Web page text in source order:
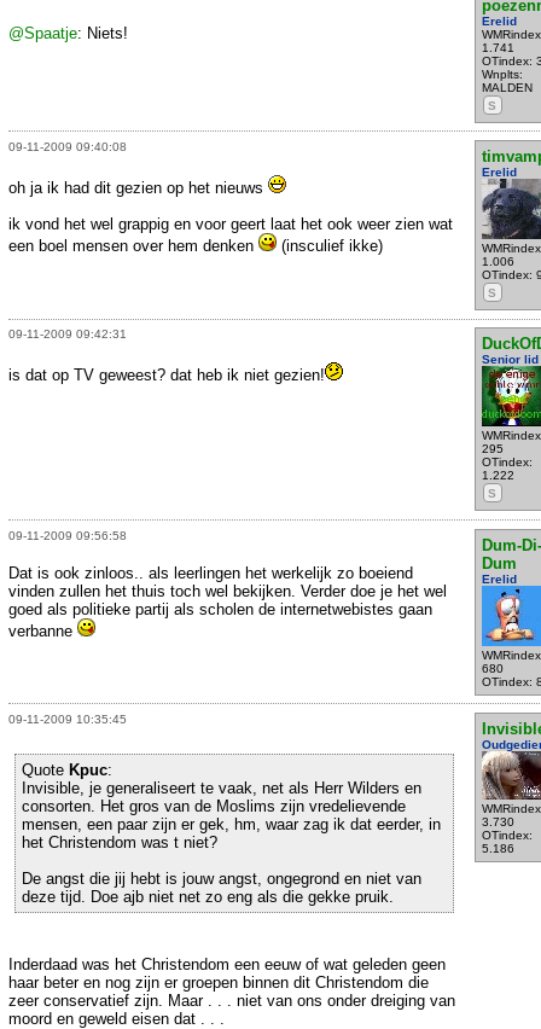
Erelid
1.741
OTindex:
Wnplts:
MALDEN
S
@Spaatje: Niets!
09-11-2009 09:40:08
Erelid
1.006
OTindex:
S
oh ja ik had dit gezien op het nieuws
ik vond het wel grappig en voor geert laat het ook weer zien wat
een boel mensen over hem denken
(insculief ikke)
09-11-2009 09:42:31
Senior lid
295
OTindex:
1.222
S
is dat op TV geweest? dat heb ik niet gezien!
09-11-2009 09:56:58
Dum-Di-
Dum
Erelid
680
OTindex:
Dat is ook zinloos.. als leerlingen het werkelijk zo boeiend
vinden zullen het thuis toch wel bekijken. Verder doe je het wel
goed als politieke partij als scholen de internetwebistes gaan
verbanne
09-11-2009 10:35:45
3.730
OTindex:
5.186
Quote Kpuc:
Invisible, je generaliseert te vaak, net als Herr Wilders en
consorten. Het gros van de Moslims zijn vredelievende
mensen, een paar zijn er gek, hm, waar zag ik dat eerder, in
het Christendom was t niet?
De angst die jij hebt is jouw angst, ongegrond en niet van
deze tijd. Doe ajb niet net zo eng als die gekke pruik.
Inderdaad was het Christendom een eeuw of wat geleden geen
haar beter en nog zijn er groepen binnen dit Christendom die
zeer conservatief zijn. Maar . . . niet van ons onder dreiging van
moord en geweld eisen dat . . .